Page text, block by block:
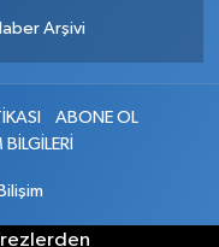
Arşivi
ABONE OL
BİLGİLERİ